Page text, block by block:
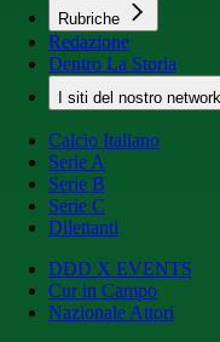
Rubriche
Redazione
Dentro La Storia
I siti del nostro network
Calcio Italiano
Serie A
Serie B
Serie C
Dilettanti
DDD X EVENTS
Cur in Campo
Nazionale Attori